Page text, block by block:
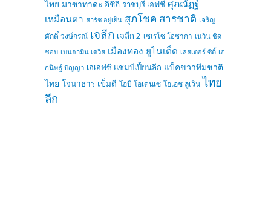
ไทย มาซาทาดะ อิชิอิ ราชบุรี เอฟซี ศุภณัฏฐ์
เหมือนตา สารัช อยู่เย็น สุภโชค สารชาติ เจริญ
ศักดิ์ วงษ์กรณ์ เจลีก เจลีก 2 เซเรโซ โอซากา เนวิน ชิด
ชอบ เบนจามิน เดวิส เมืองทอง ยูไนเต็ด เลสเตอร์ ซิตี้ เอ
กนิษฐ์ ปัญญา เอเอฟซี แชมป์เปี้ยนลีก แบ็คขวาทีมชาติ
ไทย โจนาธาร เข็มดี โอบี โอเดนเซ่ โอเอช ลูเวิน ไทย
ลีก